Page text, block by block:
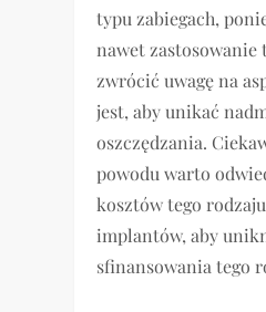
typu zabiegach,
nawet
zwrócić uwagę na
jest, aby unikać
oszczędzania.
powodu warto
kosztów tego
implantów, aby
sfinansowania tego